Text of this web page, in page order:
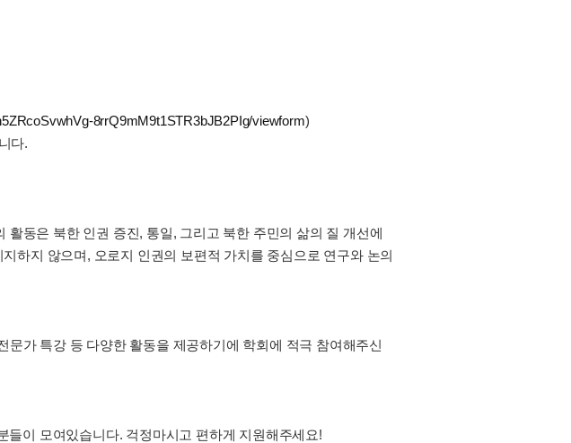
8rrQ9mM9t1STR3bJB2PIg/viewform)
다.
동은 북한 인권 증진, 통일, 그리고 북한 주민의 삶의 질 개선에
하지 않으며, 오로지 인권의 보편적 가치를 중심으로 연구와 논의
가 특강 등 다양한 활동을 제공하기에 학회에 적극 참여해주신
이 모여있습니다. 걱정마시고 편하게 지원해주세요!